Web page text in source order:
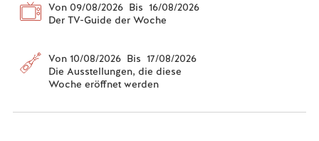
Von 09/08/2026 Bis 16/08/2026
Der TV-Guide der Woche
Von 10/08/2026 Bis 17/08/2026
Die Ausstellungen, die diese
Woche eröffnet werden